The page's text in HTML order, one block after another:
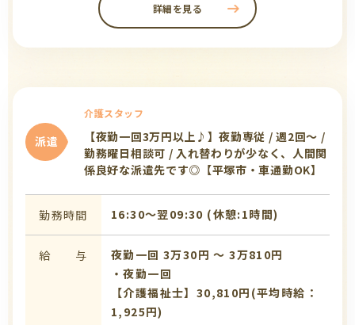
詳細を見る
派遣
介護スタッフ
【夜勤一回3万円以上♪】夜勤専従 / 週2回～ /
勤務曜日相談可 / 入れ替わりが少なく、人間関
係良好な派遣先です◎【平塚市・車通勤OK】
勤務時間 16:30〜翌09:30 (休憩:1時間)
給 与
夜勤一回 3万30円 〜 3万810円
・夜勤一回
【介護福祉士】30,810円(平均時給：
1,925円)